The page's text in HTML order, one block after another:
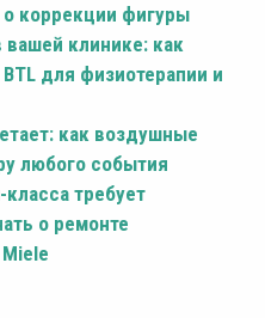
коррекции фигуры
клинике: как
для физиотерапии и
как воздушные
любого события
требует
о ремонте